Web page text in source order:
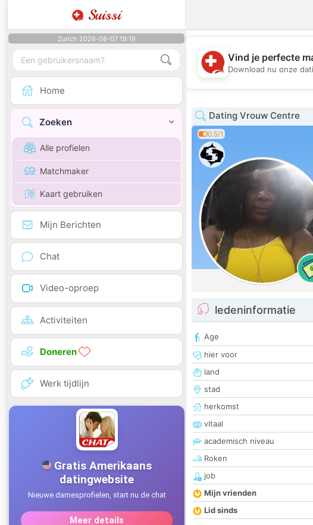
Suissi
Zurich 2026-08-07 19:19
Home
Zoeken
Alle profielen
Matchmaker
Kaart gebruiken
Mijn Berichten
Chat
Video-oproep
Activiteiten
Doneren
Werk tijdlijn
💖
Vind je perfecte
Download nu onze
Dating Vrouw Centre
0.5/1
6
ledeninformatie
Age
hier voor
land
stad
herkomst
vitaal
academisch niveau
Roken
job
Mijn vrienden
Lid sinds